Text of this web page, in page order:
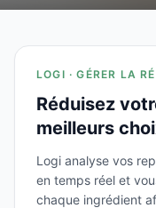
LOGI · GÉRER LA
Réduisez
meilleurs
Logi analyse vos
en temps réel et
chaque ingrédient